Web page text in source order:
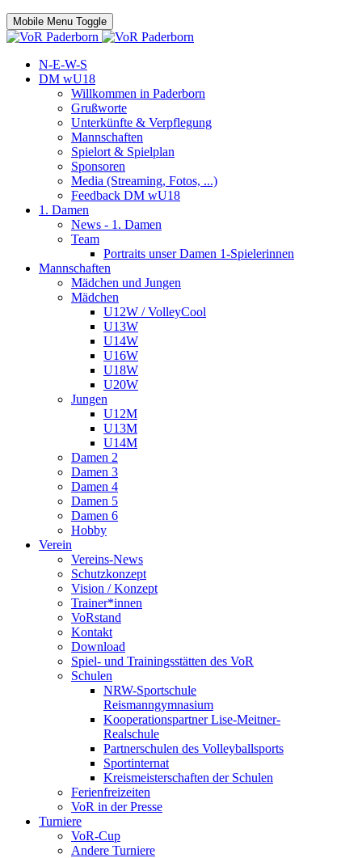
Mobile Menu Toggle
N-E-W-S
DM wU18
Willkommen in Paderborn
Grußworte
Unterkünfte & Verpflegung
Mannschaften
Spielort & Spielplan
Sponsoren
Media (Streaming, Fotos, ...)
Feedback DM wU18
1. Damen
News - 1. Damen
Team
Portraits unser Damen 1-Spielerinnen
Mannschaften
Mädchen und Jungen
Mädchen
U12W / VolleyCool
U13W
U14W
U16W
U18W
U20W
Jungen
U12M
U13M
U14M
Damen 2
Damen 3
Damen 4
Damen 5
Damen 6
Hobby
Verein
Vereins-News
Schutzkonzept
Vision / Konzept
Trainer*innen
VoRstand
Kontakt
Download
Spiel- und Trainingsstätten des VoR
Schulen
NRW-Sportschule
Reismanngymnasium
Kooperationspartner Lise-Meitner-
Realschule
Partnerschulen des Volleyballsports
Sportinternat
Kreismeisterschaften der Schulen
Ferienfreizeiten
VoR in der Presse
Turniere
VoR-Cup
Andere Turniere